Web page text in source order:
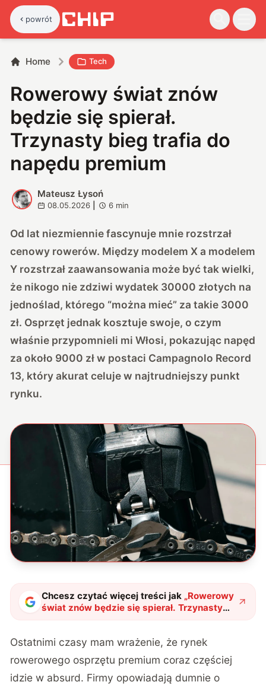
powrót
Home Tech
Rowerowy świat znów
będzie się spierał.
Trzynasty bieg trafia do
napędu premium
M
Mateusz Łysoń
08.05.2026 6 min
Od lat niezmiennie fascynuje mnie rozstrzał
cenowy rowerów. Między modelem X a modelem
Y rozstrzał zaawansowania może być tak wielki,
że nikogo nie zdziwi wydatek 30000 złotych na
jednoślad, którego “można mieć” za takie 3000
zł. Osprzęt jednak kosztuje swoje, o czym
właśnie przypomnieli mi Włosi, pokazując napęd
za około 9000 zł w postaci Campagnolo Record
13, który akurat celuje w najtrudniejszy punkt
rynku.
Chcesz czytać więcej treści jak „Rowerowy
świat znów będzie się spierał. Trzynasty
bieg trafia do napędu premium"?
Ostatnimi czasy mam wrażenie, że rynek
rowerowego osprzętu premium coraz częściej
idzie w absurd. Firmy opowiadają dumnie o